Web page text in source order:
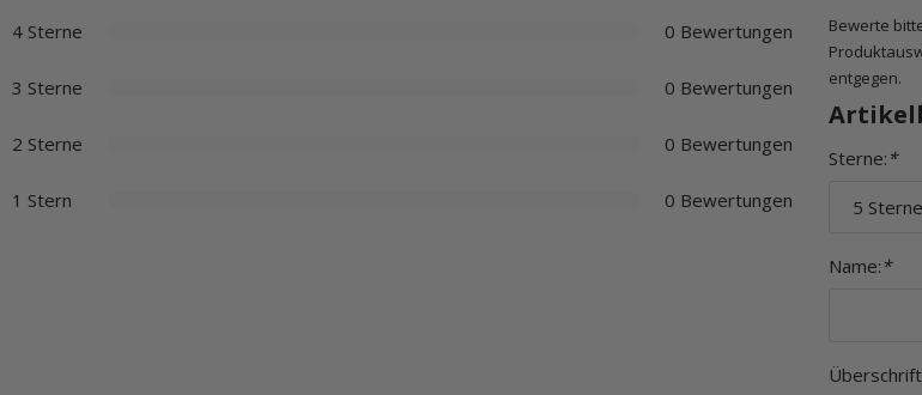
4 Sterne 0 Bewertungen
3 Sterne 0 Bewertungen
2 Sterne 0 Bewertungen
1 Stern 0 Bewertungen
Bewerte
entgegen.
Sterne: *
Name: *